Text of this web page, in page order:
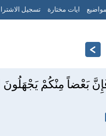
ايات مختارة تسجيل
بَعْضاً مِنْكُمْ يَجْهَلُونَ